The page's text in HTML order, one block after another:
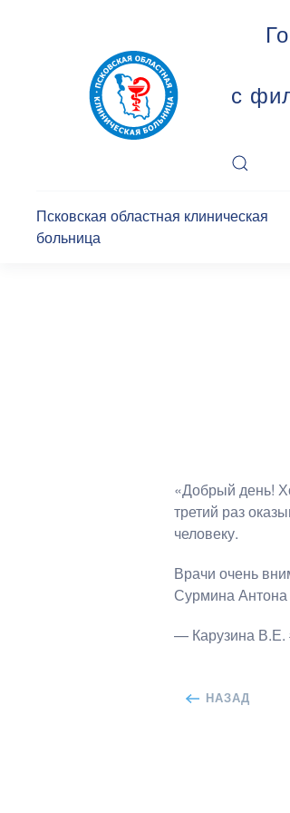
с
Псковская областная клиническая
больница
«Добрый день!
третий раз
человеку.
Врачи очень
Сурмина
— Карузина
НАЗАД